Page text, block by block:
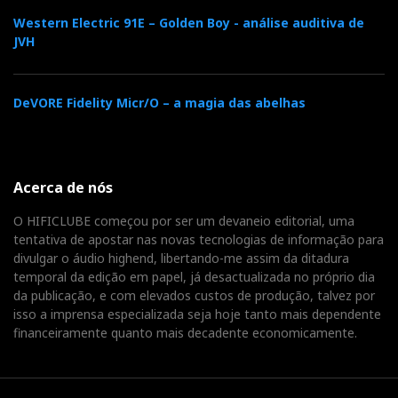
caixinha de alumínio, não conseguia acreditar que era
recomendação. Que a Sound Eclipse peça por ele
apenas 1 600 euros é que já se pode considerar uma
provocação à concorrência. Se a espantosa
simplicidade e engenho ecológico da Classe D o atrai,
não deixe de ouvir o CA-S10 e de o comparar com os
modelos respectivos da Nuforce e Belcanto. Vai ter
uma surpresa.
Western Electric 91E – Golden Boy - análise auditiva de
JVH
DeVORE Fidelity Micr/O – a magia das abelhas
Acerca de nós
O HIFICLUBE começou por ser um devaneio editorial, uma
tentativa de apostar nas novas tecnologias de informação para
divulgar o áudio highend, libertando-me assim da ditadura
temporal da edição em papel, já desactualizada no próprio dia
da publicação, e com elevados custos de produção, talvez por
isso a imprensa especializada seja hoje tanto mais dependente
financeiramente quanto mais decadente economicamente.